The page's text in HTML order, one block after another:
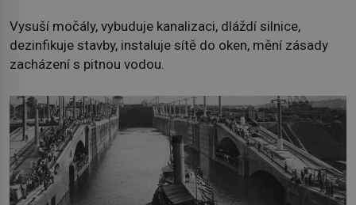
Vysuší močály, vybuduje kanalizaci, dláždí silnice,
dezinfikuje stavby, instaluje sítě do oken, mění zásady
zacházení s pitnou vodou.